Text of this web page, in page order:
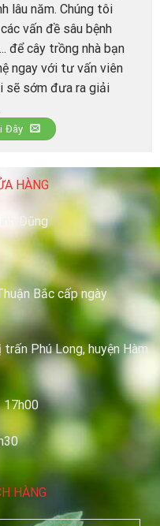
lâu năm. Chúng tôi
vấn đề sâu bệnh
để cây trồng nhà bạn
ngay với tư vấn viên
sẽ sớm đưa ra giải
Đây
HÀNG
Dũng
Bắc cấp ngày
Phú Long, huyện Hàm
17h00
HÀNG